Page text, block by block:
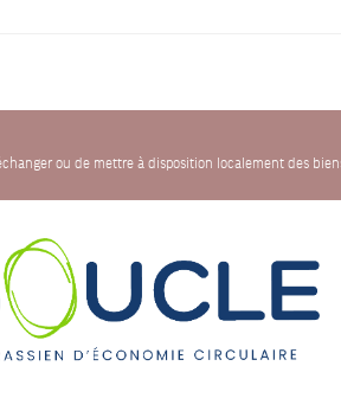
ou de mettre à disposition localement des